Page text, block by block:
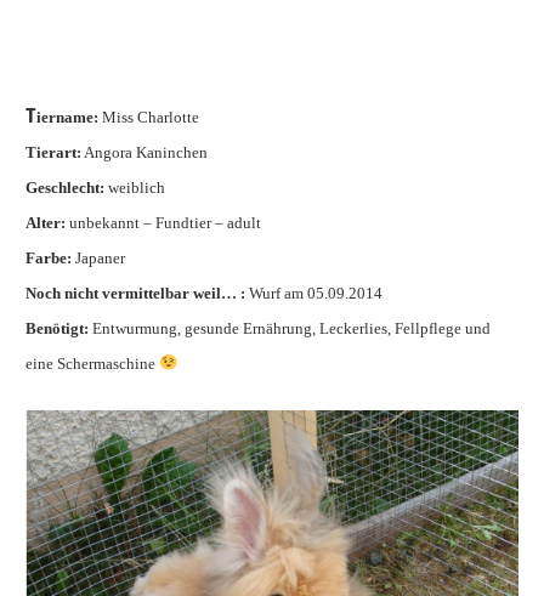
Tiername: Miss Charlotte
Tierart: Angora Kaninchen
Geschlecht: weiblich
Alter: unbekannt – Fundtier – adult
Farbe: Japaner
Noch nicht vermittelbar weil… : Wurf am 05.09.2014
Benötigt: Entwurmung, gesunde Ernährung, Leckerlies, Fellpflege und
eine Schermaschine